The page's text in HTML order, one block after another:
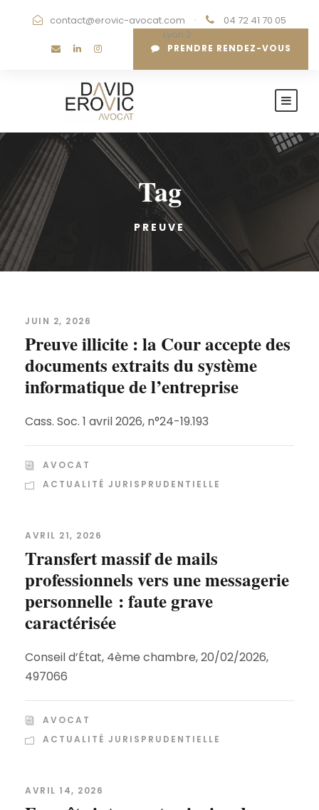
contact@erovic-avocat.com ·
04 72 41 70 05
·
Lyon 2
PRENDRE RENDEZ-VOUS
Tag
PREUVE
JUIN 2, 2026
Preuve illicite : la Cour accepte des
documents extraits du système
informatique de l’entreprise
Cass. Soc. 1 avril 2026, n°24-19.193
AVOCAT
ACTUALITÉ JURISPRUDENTIELLE
AVRIL 21, 2026
Transfert massif de mails
professionnels vers une messagerie
personnelle : faute grave
caractérisée
Conseil d’État, 4ème chambre, 20/02/2026,
497066
AVOCAT
ACTUALITÉ JURISPRUDENTIELLE
AVRIL 14, 2026